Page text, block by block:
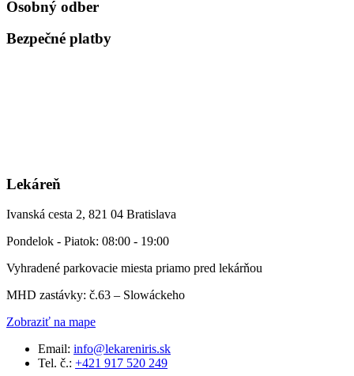
Osobný odber
Bezpečné platby
Lekáreň
Ivanská cesta 2, 821 04 Bratislava
Pondelok - Piatok: 08:00 - 19:00
Vyhradené parkovacie miesta priamo pred lekárňou
MHD zastávky: č.63 – Slowáckeho
Zobraziť na mape
Email: info@lekareniris.sk
Tel. č.: +421 917 520 249